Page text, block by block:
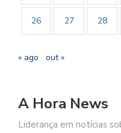
26 27 28
« ago out »
A Hora News
Liderança em notícias